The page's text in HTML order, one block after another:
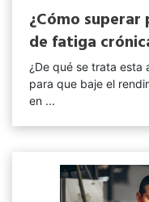
¿Cómo
de fatiga
¿De qué se trata
para que baje el
en ...